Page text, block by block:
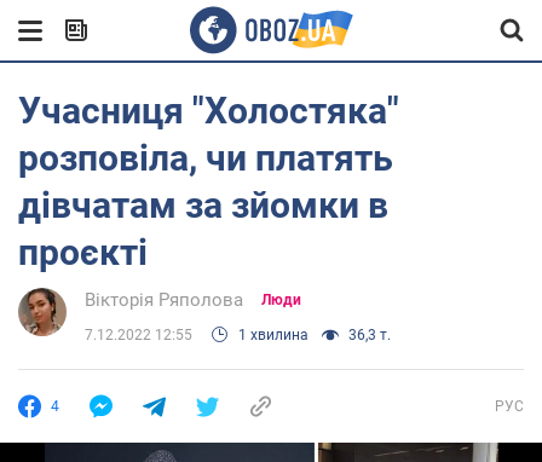
Учасниця "Холостяка"
розповіла, чи платять
дівчатам за зйомки в
проєкті
Вікторія Ряполова Люди
7.12.2022 12:55 1 хвилина 36,3 т.
4 РУС